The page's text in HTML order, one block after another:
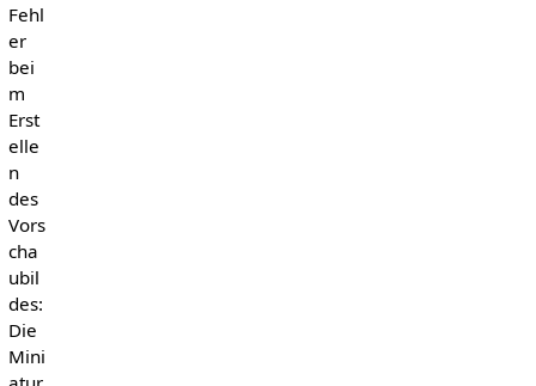
Fehl
er
bei
m
Erst
elle
n
des
Vors
cha
ubil
des:
Die
Mini